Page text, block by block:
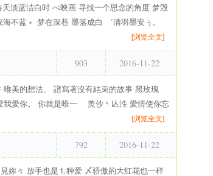
淡蓝洁白时 べ映画 寻找一个思念的角度 梦毁
不蓝﹡ 梦在深巷 墨落成白 ゛清羽墨安ぅ。
[浏览全文]
903 2016-11-22
美的想法、 譜寫著沒有結束的故事 黑玫瑰
愛你。 你就是唯一ゝ 羙仯丶亾泩 愛情使你忘
[浏览全文]
792 2016-11-22
妳々 放手也是⒈种爱 〆骄傲的大红花也一样